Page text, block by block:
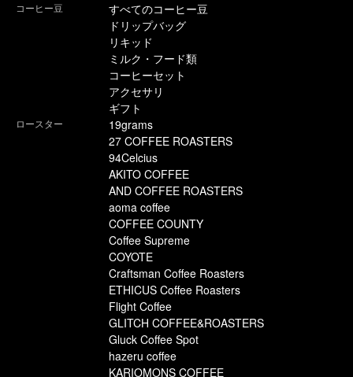
コーヒー豆
すべてのコーヒー豆
ドリップバッグ
リキッド
ミルク・フード類
コーヒーセット
アクセサリ
ギフト
ロースター
19grams
27 COFFEE ROASTERS
94Celcius
AKITO COFFEE
AND COFFEE ROASTERS
aoma coffee
COFFEE COUNTY
Coffee Supreme
COYOTE
Craftsman Coffee Roasters
ETHICUS Coffee Roasters
Flight Coffee
GLITCH COFFEE&ROASTERS
Gluck Coffee Spot
hazeru coffee
KARIOMONS COFFEE